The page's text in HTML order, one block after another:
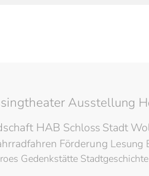
Ausstellung
HAB Schloss Stadt
Förderung Lesung
Gedenkstätte Stadtgeschichte